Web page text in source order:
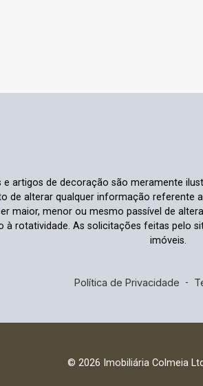
artigos de decoração são meramente
de alterar qualquer informação referente
maior, menor ou mesmo passível de
à rotatividade. As solicitações feitas pelo
imóveis.
Política de Privacidade -
© 2026 Imobiliária Colmeia